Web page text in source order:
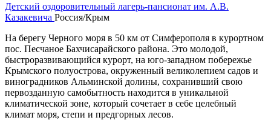
Детский оздоровительный лагерь-пансионат им. А.В.
Казакевича Россия/Крым
На берегу Черного моря в 50 км от Симферополя в курортном
пос. Песчаное Бахчисарайского района. Это молодой,
быстроразвивающийся курорт, на юго-западном побережье
Крымского полуострова, окруженный великолепием садов и
виноградников Альминской долины, сохранивший свою
первозданную самобытность находится в уникальной
климатической зоне, который сочетает в себе целебный
климат моря, степи и предгорных лесов.